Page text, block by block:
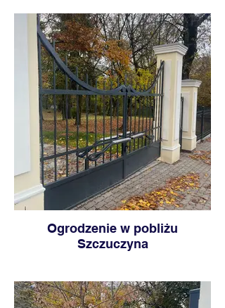
Ogrodzenie w pobliżu
Szczuczyna